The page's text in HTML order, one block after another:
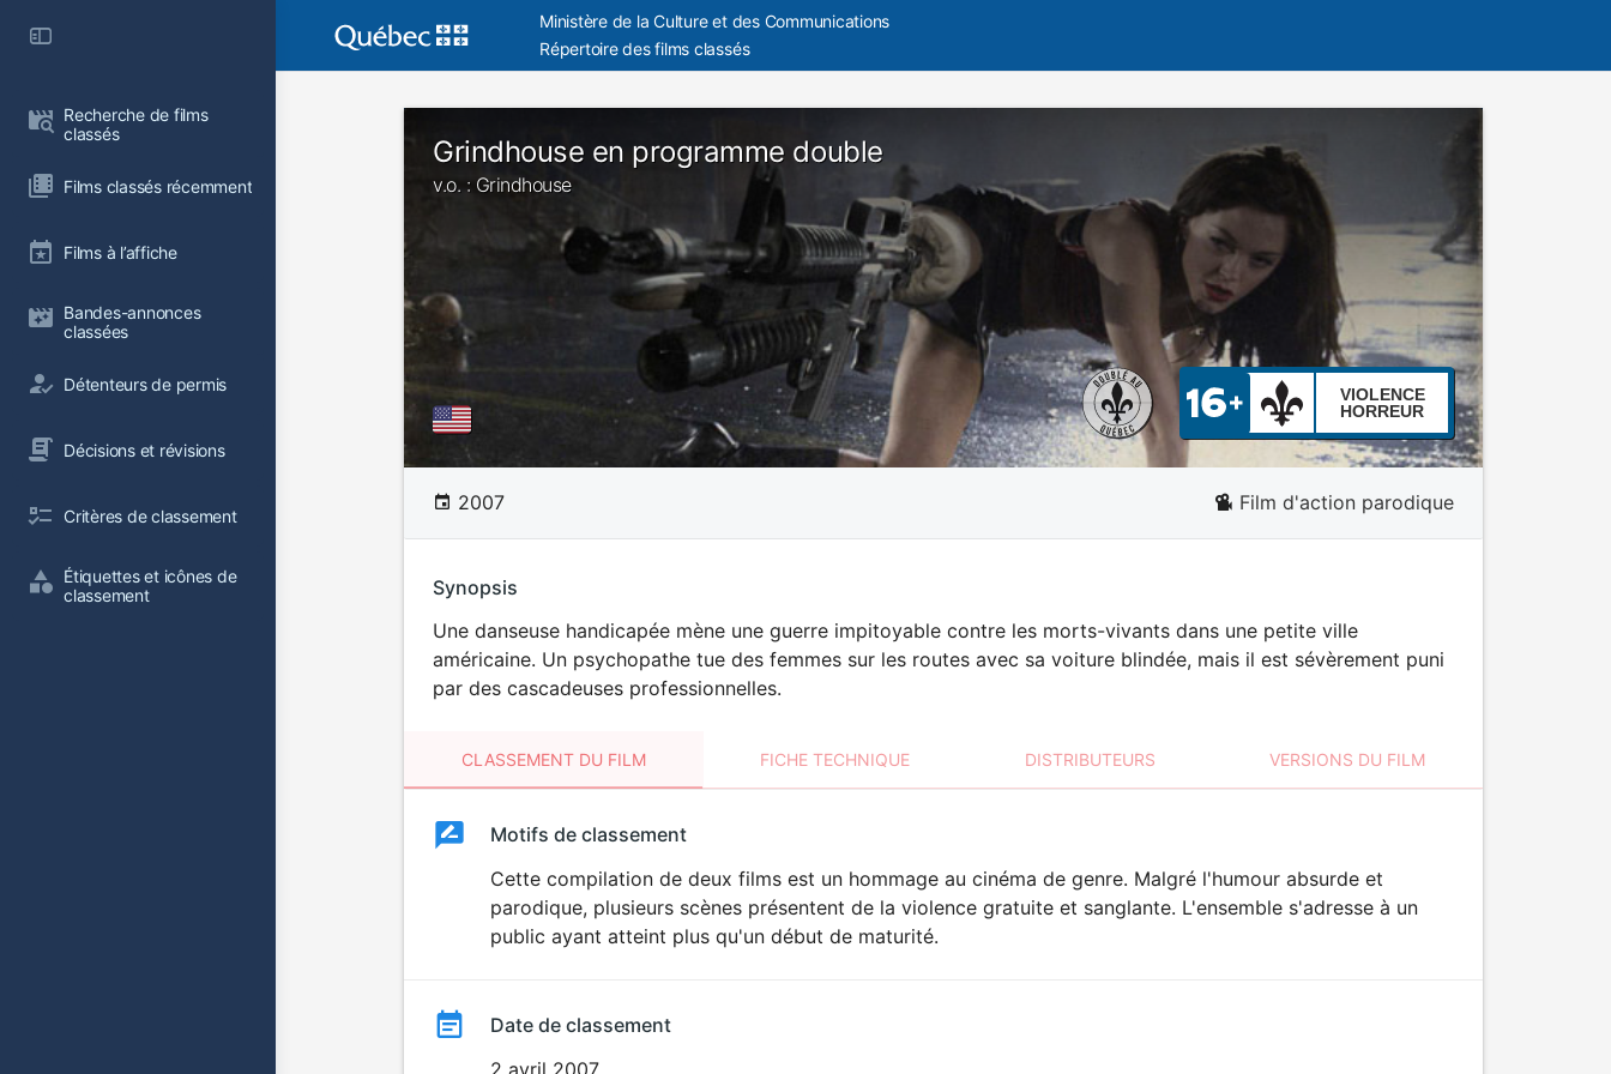
Recherche de films
classés
Films classés récemment
Films à l’affiche
Bandes-annonces
classées
Détenteurs de permis
Décisions et révisions
Critères de classement
Étiquettes et icônes de
classement
Ministère de la Culture et des Communications
Répertoire des films classés
Grindhouse en programme double
v.o. : Grindhouse
VIOLENCE
HORREUR
2007 Film d'action parodique
Synopsis
Une danseuse handicapée mène une guerre impitoyable contre les morts-vivants dans une petite ville
américaine. Un psychopathe tue des femmes sur les routes avec sa voiture blindée, mais il est sévèrement puni
par des cascadeuses professionnelles.
CLASSEMENT DU FILM FICHE TECHNIQUE DISTRIBUTEURS VERSIONS DU FILM
ClassementClassement
VIOLENCE
HORREUR
Motifs de classement
Cette compilation de deux films est un hommage au cinéma de genre. Malgré l'humour absurde et
parodique, plusieurs scènes présentent de la violence gratuite et sanglante. L'ensemble s'adresse à un
public ayant atteint plus qu'un début de maturité.
Date de classement
2 avril 2007